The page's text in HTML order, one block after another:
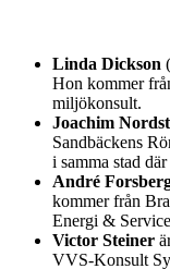
Linda Dickson
Hon kommer
miljökonsult.
Joachim
Sandbäckens
i samma stad
André
kommer från
Energi &
Victor Steiner
VVS-Konsult